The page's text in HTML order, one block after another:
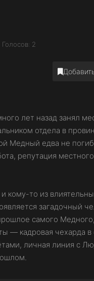
Голосов: 2
лет назад занял
отдела в
Медный едва не
репутация
кому-то из
загадочный
самого
— кадровая чехарда в
личная линия с